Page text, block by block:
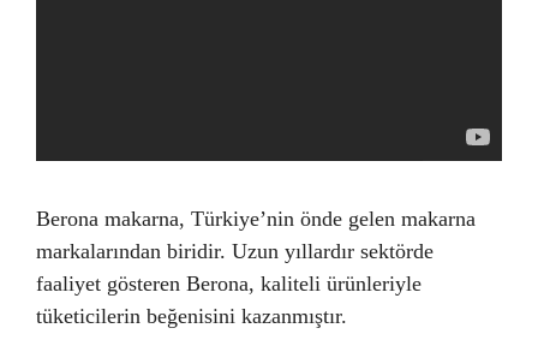
Berona makarna, Türkiye’nin önde gelen makarna
markalarından biridir. Uzun yıllardır sektörde
faaliyet gösteren Berona, kaliteli ürünleriyle
tüketicilerin beğenisini kazanmıştır.